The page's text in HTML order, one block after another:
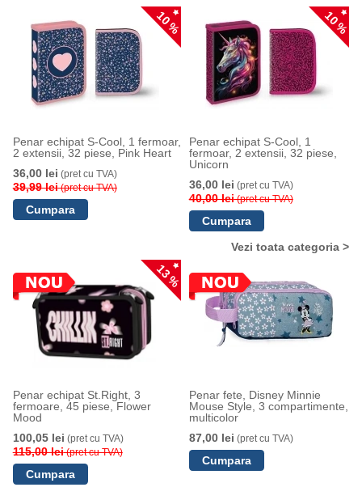
10 %
Penar echipat S-Cool, 1 fermoar,
2 extensii, 32 piese, Pink Heart
36,00 lei (pret cu TVA)
39,99 lei(pret cu TVA)
10 %
Penar echipat S-Cool, 1
fermoar, 2 extensii, 32 piese,
Unicorn
36,00 lei (pret cu TVA)
40,00 lei(pret cu TVA)
Vezi toata categoria >
13 %
Penar echipat St.Right, 3
fermoare, 45 piese, Flower
Mood
100,05 lei (pret cu TVA)
115,00 lei(pret cu TVA)
Penar fete, Disney Minnie
Mouse Style, 3 compartimente,
multicolor
87,00 lei (pret cu TVA)